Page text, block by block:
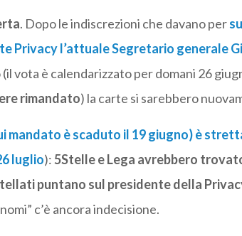
. Dopo le indiscrezioni che davano per
Privacy l’attuale Segretario generale
vota è calendarizzato per domani 26
rimandato) la carte si sarebbero
mandato è scaduto il 19 giugno) è
luglio):5Stelle e Lega avrebbero
puntano sul presidente della
c’è ancora indecisione.